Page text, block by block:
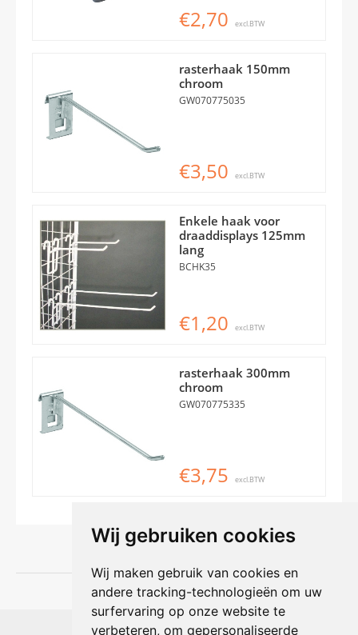
Wij gebruiken cookies
Wij maken gebruik van cookies en
andere tracking-technologieën om uw
surfervaring op onze website te
verbeteren, om gepersonaliseerde
€2,70 excl.BTW
rasterhaak 150mm
chroom
GW070775035
€3,50 excl.BTW
Enkele haak voor
draaddisplays 125mm
lang
BCHK35
€1,20 excl.BTW
rasterhaak 300mm
chroom
GW070775335
€3,75 excl.BTW
Shophouse online